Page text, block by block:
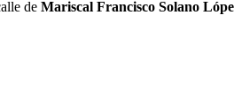
de Mariscal Francisco Solano